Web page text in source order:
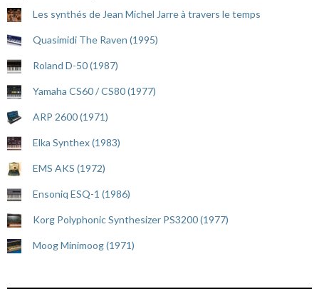
Les synthés de Jean Michel Jarre à travers le temps
Quasimidi The Raven (1995)
Roland D-50 (1987)
Yamaha CS60 / CS80 (1977)
ARP 2600 (1971)
Elka Synthex (1983)
EMS AKS (1972)
Ensoniq ESQ-1 (1986)
Korg Polyphonic Synthesizer PS3200 (1977)
Moog Minimoog (1971)